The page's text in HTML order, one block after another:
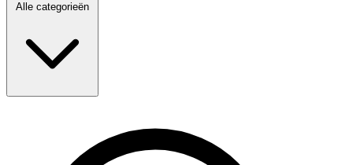
Alle categorieën